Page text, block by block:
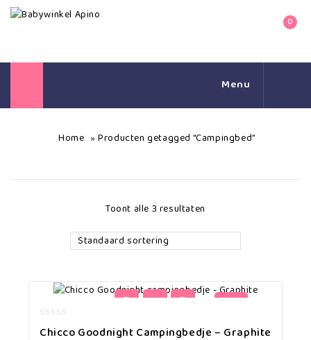
0
Menu
Home »Producten getagged “Campingbed”
Toont alle 3 resultaten
Standaard sortering
-19%
out
Chicco Goodnight Campingbedje – Graphite